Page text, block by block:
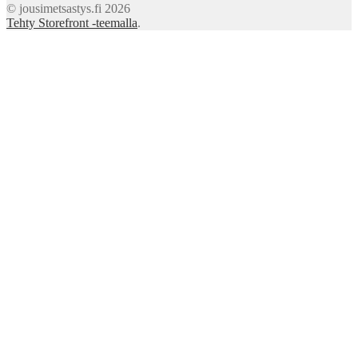
© jousimetsastys.fi 2026
Tehty Storefront -teemalla.